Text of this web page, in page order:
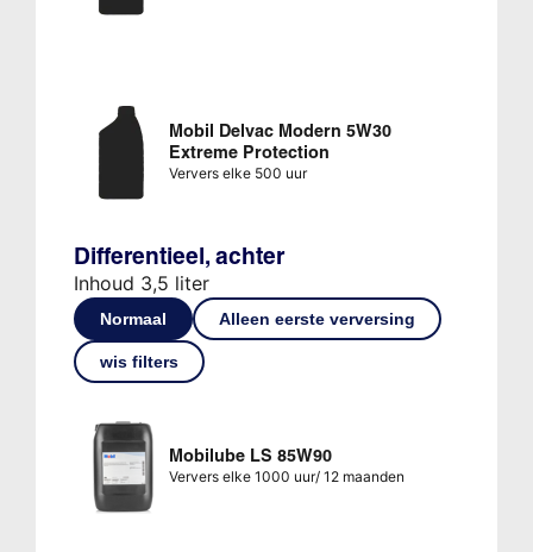
Mobil Delvac Modern 5W30
Extreme Protection
Ververs elke 500 uur
Differentieel, achter
Inhoud 3,5 liter
Normaal Alleen eerste verversing
wis filters
Mobilube LS 85W90
Ververs elke 1000 uur/ 12 maanden